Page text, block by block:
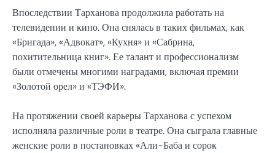
Впоследствии Тарханова продолжила работать на
телевидении и кино. Она снялась в таких фильмах, как
«Бригада», «Адвокат», «Кухня» и «Сабрина,
похитительница книг». Ее талант и профессионализм
были отмечены многими наградами, включая премии
«Золотой орел» и «ТЭФИ».
На протяжении своей карьеры Тарханова с успехом
исполняла различные роли в театре. Она сыграла главные
женские роли в постановках «Али-Баба и сорок